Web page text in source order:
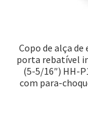
Copo de alça
porta rebatível
(5-5/16″) HH-
com para-